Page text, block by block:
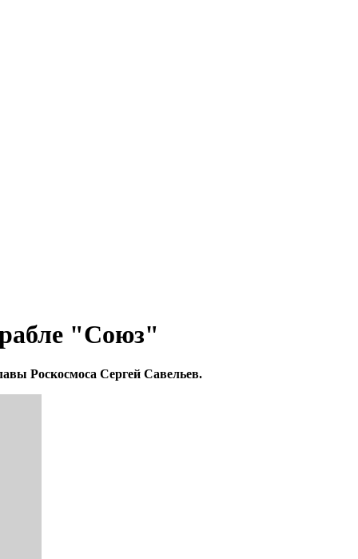
"Союз"
Роскосмоса Сергей Савельев.